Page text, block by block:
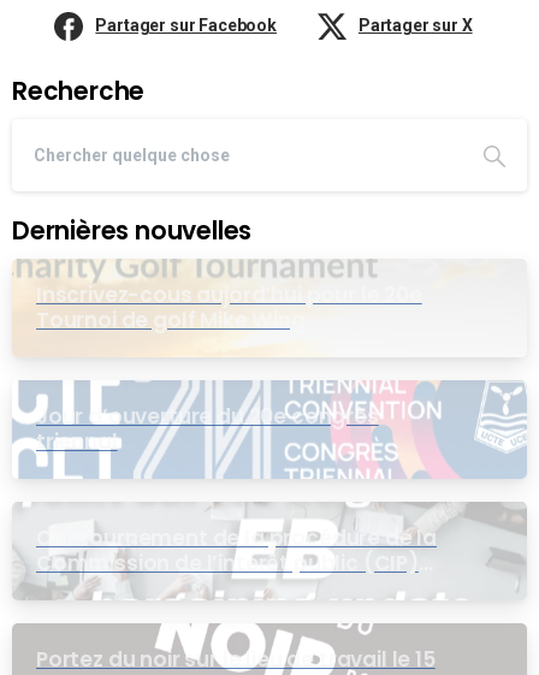
Partager sur Facebook Partager sur X
Recherche
Dernières nouvelles
Inscrivez-cous aujord’hui pour le 20e
Tournoi de golf Mike Wing
Jour d’ouverture du 20e congrès
triennal
Contournement de la procédure de la
Commission de l’intérêt public (CIP)
pour le groupe EB
Portez du noir sur le lieu de travail le 15